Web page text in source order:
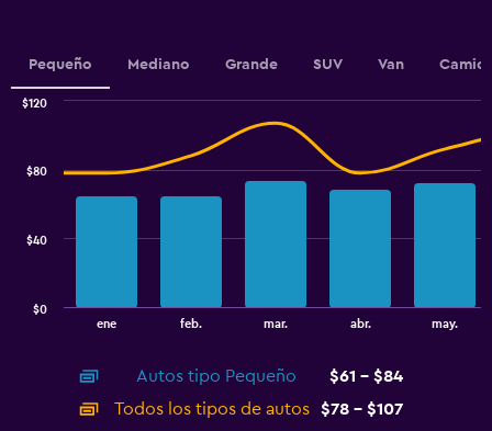
axis
displaying
values.
to
Pequeño Mediano Grande SUV Van
displaying
categories.
ene feb. mar. abr. may.
$0
$40
$80
$120
Autos tipo Pequeño
$61 - $84
Todos los tipos de autos
$78 - $107